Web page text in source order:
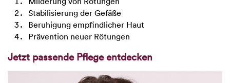
Stabilisierung der Gefäße
Beruhigung empfindlicher Haut
Prävention neuer Rötungen
Jetzt passende Pflege entdecken